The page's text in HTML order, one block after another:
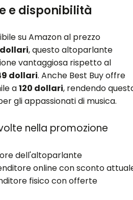
e disponibilità
su Amazon al prezzo
dollari, questo altoparlante
vantaggiosa rispetto al
dollari. Anche Best Buy offre
a120 dollari, rendendo
gli appassionati di musica.
nella promozione
dell'altoparlante
online con sconto
fisico con offerte